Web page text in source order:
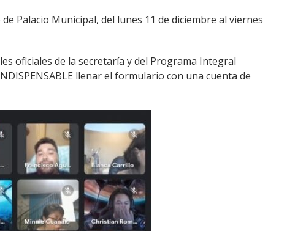
Palacio Municipal, del lunes 11 de diciembre al viernes
oficiales de la secretaría y del Programa Integral
llenar el formulario con una cuenta de